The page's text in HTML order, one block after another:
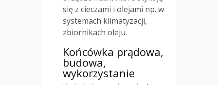
się z cieczami i olejami np. w
systemach klimatyzacji,
zbiornikach oleju.
Końcówka prądowa,
budowa,
wykorzystanie